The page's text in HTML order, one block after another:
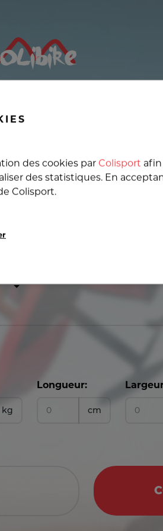
des cookies par Colisport
des statistiques. En
Colisport.
Livraison
Europe au
kg
Longueur:
cm